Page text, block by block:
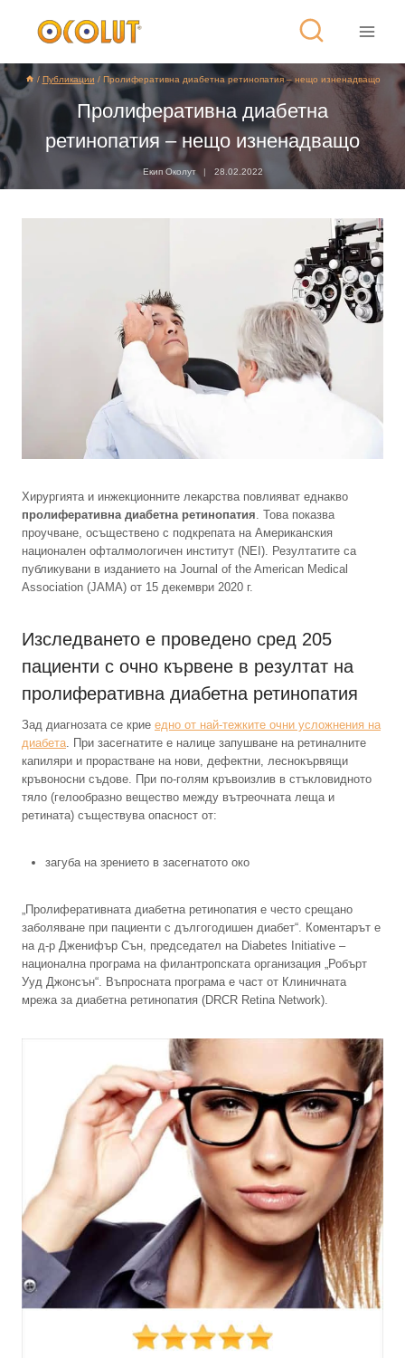
/ Публикации / Пролиферативна диабетна ретинопатия – нещо изненадващо
Пролиферативна диабетна
ретинопатия – нещо изненадващо
Екип Околут 28.02.2022
Хирургията и инжекционните лекарства повлияват еднакво
пролиферативна диабетна ретинопатия. Това показва
проучване, осъществено с подкрепата на Американския
национален офталмологичен институт (NEI). Резултатите са
публикувани в изданието на Journal of the American Medical
Association (JAMA) от 15 декември 2020 г.
Изследването е проведено сред 205
пациенти с очно кървене в резултат на
пролиферативна диабетна ретинопатия
Зад диагнозата се крие едно от най-тежките очни усложнения на
диабета. При засегнатите е налице запушване на ретиналните
капиляри и прорастване на нови, дефектни, леснокървящи
кръвоносни съдове. При по-голям кръвоизлив в стъкловидното
тяло (гелообразно вещество между вътреочната леща и
ретината) съществува опасност от:
загуба на зрението в засегнатото око
„Пролиферативната диабетна ретинопатия е често срещано
заболяване при пациенти с дългогодишен диабет“. Коментарът е
на д-р Дженифър Сън, председател на Diabetes Initiative –
национална програма на филантропската организация „Робърт
Ууд Джонсън“. Въпросната програма е част от Клиничната
мрежа за диабетна ретинопатия (DRCR Retina Network).